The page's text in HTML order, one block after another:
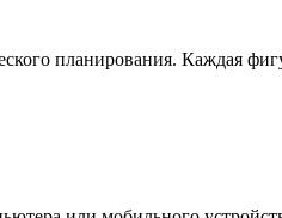
планирования. Каждая